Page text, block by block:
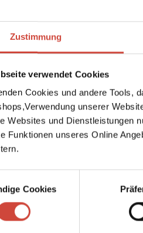
Zustimmung
verwendet Cookies
Cookies und andere Tools,
unserer
Websites und Dienstleistungen
Funktionen unseres Online
Cookies
Moormann liegt in der
– mit Rosemarie
Um sich die Zeit zu
der Zimmergenossin
an. Rosemarie
Beichtmutter.
1996
€ (A) 15.50